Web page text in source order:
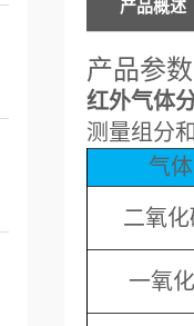
产品概述
产品参数
红外气体
测量组分
气
二氧
一氧